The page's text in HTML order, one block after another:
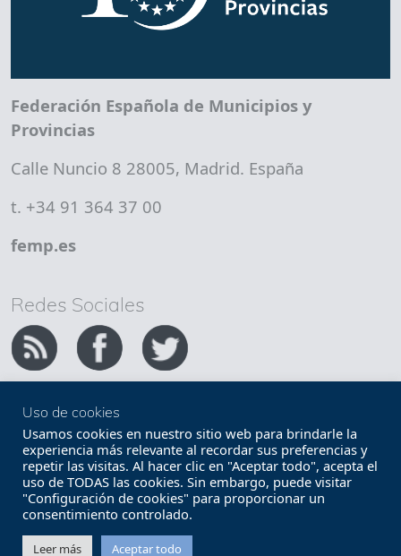
Federación Española de Municipios y
Provincias
Calle Nuncio 8 28005, Madrid. España
t. +34 91 364 37 00
femp.es
Redes Sociales
Copyright FEMP
Accesibilidad
Términos legales
Política de privacidad
Términos y condiciones de uso
Contacto
Uso de cookies
Usamos cookies en nuestro sitio web para brindarle la
experiencia más relevante al recordar sus preferencias y
repetir las visitas. Al hacer clic en "Aceptar todo", acepta el
uso de TODAS las cookies. Sin embargo, puede visitar
"Configuración de cookies" para proporcionar un
consentimiento controlado.
Leer más Aceptar todo